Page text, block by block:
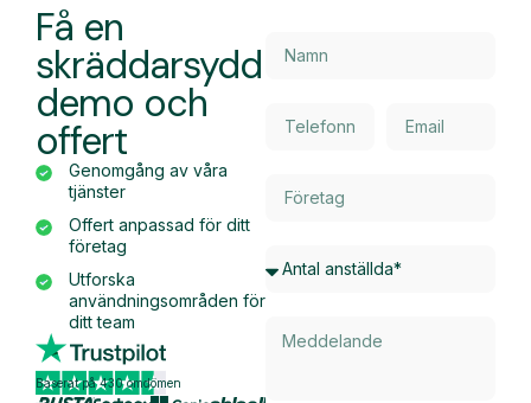
Få en
skräddarsydd
demo och
offert
Genomgång av våra
tjänster
Offert anpassad för ditt
företag
Utforska
användningsområden för
ditt team
Baserat på 430 omdömen